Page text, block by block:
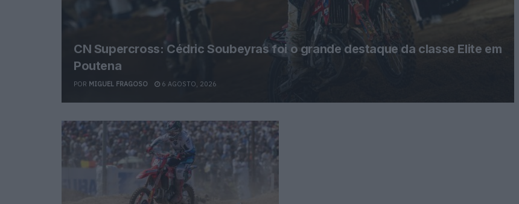
CN Supercross: Cédric Soubeyras foi o grande destaque da classe Elite em
Poutena
POR MIGUEL FRAGOSO 6 AGOSTO, 2026